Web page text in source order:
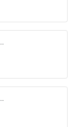
BREWING CO.
BREWING CO.